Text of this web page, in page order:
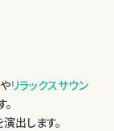
やリラックスサウン
出します。